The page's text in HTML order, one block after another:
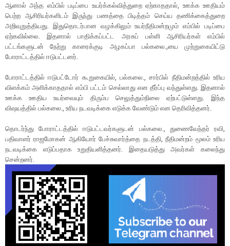
ஆனால் அந்த எம்பில் படிப்பை உயர்க்கல்வித்துறை ஏற்காததால், ஊக்க ஊதியம்
பெற்ற ஆசிரியர்களிடம் இருந்து பணத்தை பிடித்தம் செய்ய தணிக்கைத்துறை
அறிவுறுத்தியது. இதுதொடர்பான வழக்கிலும் உயர்நீதிமன்றமும் எம்பில் படிப்பை
ஏற்கவில்லை. இதனால் பாதிக்கப்பட்ட அரசுப் பள்ளி ஆசிரியர்கள் எம்பில்
பட்டங்களுடன் நேற்று காரைக்குடி அழகப்பா பல்கலை.,யை முற்றுகையிட்டு
போராட்டத்தில் ஈடுபட்டனர்.
போராட்டத்தில் ஈடுபட்டோர் கூறுகையில், பல்கலை., சார்பில் நீதிமன்றத்தில் உரிய
விளக்கம் அளிக்காததால் எம்பி பட்டம் செல்லாது என தீர்ப்பு வந்துள்ளது. இதனால்
ஊக்க ஊதிய உயர்வையும் திரும்ப செலுத்தும்நிலை ஏற்பட்டுள்ளது. இந்த
விஷயத்தில் பல்கலை., உரிய நடவடிக்கை எடுக்க வேண்டும் என தெரிவித்தனர்.
தொடர்ந்து போராட்டத்தில் ஈடுபட்டவர்களுடன் பல்கலை., துணைவேந்தர் ரவி,
பதிவாளர் ராஜமோகன் ஆகியோர் பேச்சுவார்த்தை நடத்தி, நீதிமன்றம் மூலம் உரிய
நடவடிக்கை எடுப்பதாக உறுதியளித்தனர். இதையடுத்து அவர்கள் கலைந்து
சென்றனர்.